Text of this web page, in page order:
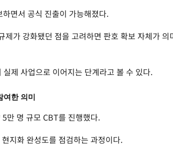
면서 공식 진출이 가능해졌다.
제가 강화됐던 점을 고려하면 판호 확보 자체가
제 사업으로 이어지는 단계라고 볼 수 있다.
여한 의미
만 명 규모 CBT를 진행했다.
지화 완성도를 점검하는 과정이다.